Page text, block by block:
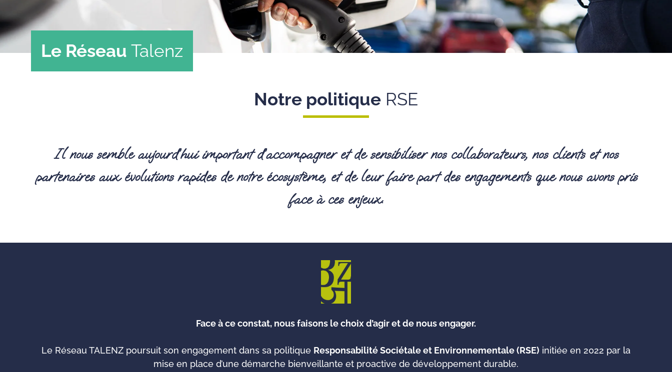
Le Réseau Talenz
Notre politique RSE
Il nous semble aujourd’hui important d’accompagner et de sensibiliser nos collaborateurs, nos clients et nos
partenaires aux évolutions rapides de notre écosystème, et de leur faire part des engagements que nous avons pris
face à ces enjeux.
Face à ce constat, nous faisons le choix d’agir et de nous engager.
Le Réseau TALENZ poursuit son engagement dans sa politique Responsabilité Sociétale et Environnementale (RSE) initiée en 2022 par la
mise en place d’une démarche bienveillante et proactive de développement durable.